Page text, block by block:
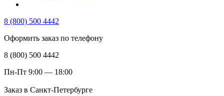
8 (800) 500 4442
Оформить заказ по телефону
8 (800) 500 4442
Пн-Пт 9:00 — 18:00
Заказ в Санкт-Петербурге